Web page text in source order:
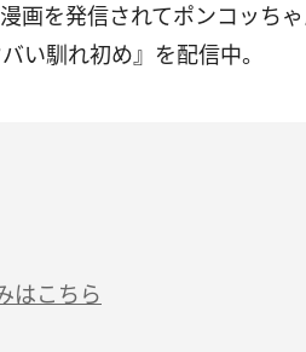
画を発信されてポンコッち
い馴れ初め』を配信中。
はこちら